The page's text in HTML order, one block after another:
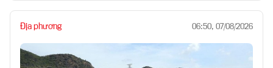
Địa phương 06:50, 07/08/2026